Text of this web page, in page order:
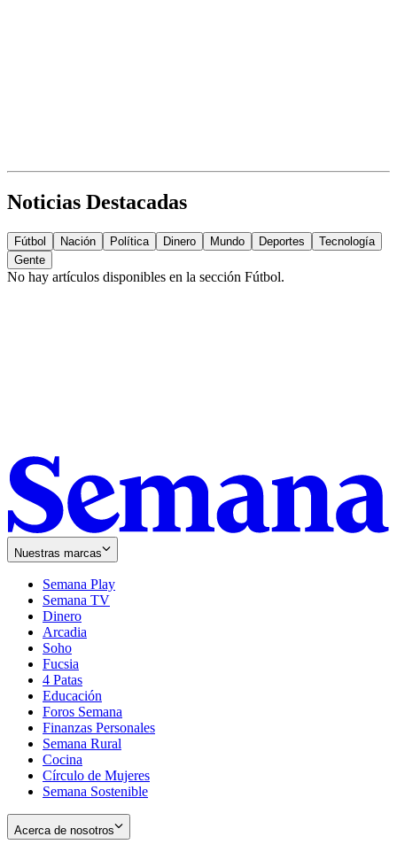
Noticias Destacadas
Fútbol Nación Política Dinero Mundo Deportes
Tecnología
Gente
No hay artículos disponibles en la sección Fútbol.
Nuestras marcas
Semana Play
Semana TV
Dinero
Arcadia
Soho
in
new
window
Fucsia
in
new
window
4 Patas
Educación
Foros Semana
Finanzas Personales
Semana Rural
Cocina
Círculo de Mujeres
Semana Sostenible
Acerca de nosotros